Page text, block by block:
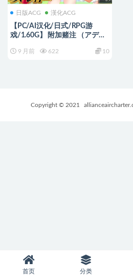
日版ACG 漢化ACG
【PC/AI汉化/日式/RPG游
戏/1.60G】 附加赌注 （アディ
Ver1.1 AI汉化版+日式RPG游戏
9 月前 622 10
Copyright © 2021
首页 分类